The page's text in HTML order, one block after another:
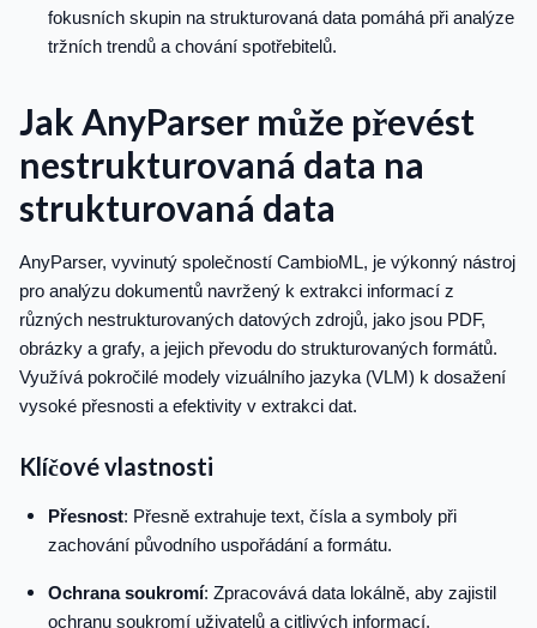
fokusních skupin na strukturovaná data pomáhá při analýze
tržních trendů a chování spotřebitelů.
Jak AnyParser může převést
nestrukturovaná data na
strukturovaná data
AnyParser, vyvinutý společností CambioML, je výkonný nástroj
pro analýzu dokumentů navržený k extrakci informací z
různých nestrukturovaných datových zdrojů, jako jsou PDF,
obrázky a grafy, a jejich převodu do strukturovaných formátů.
Využívá pokročilé modely vizuálního jazyka (VLM) k dosažení
vysoké přesnosti a efektivity v extrakci dat.
Klíčové vlastnosti
Přesnost: Přesně extrahuje text, čísla a symboly při
zachování původního uspořádání a formátu.
Ochrana soukromí: Zpracovává data lokálně, aby zajistil
ochranu soukromí uživatelů a citlivých informací.